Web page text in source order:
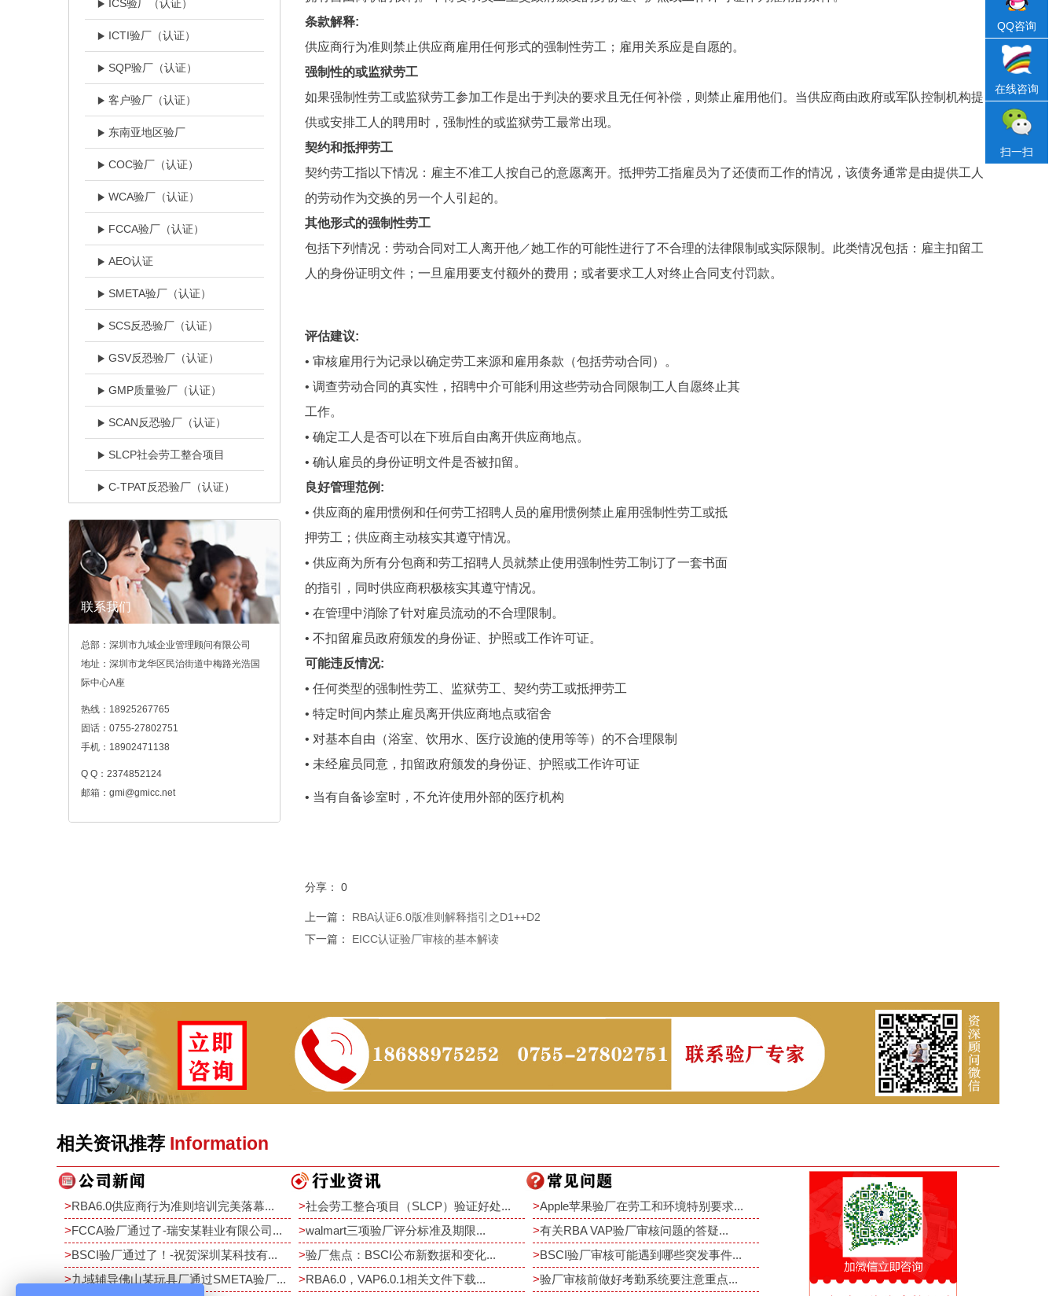
ICS验厂（认证）
ICTI验厂（认证）
SQP验厂（认证）
客户验厂（认证）
东南亚地区验厂
COC验厂（认证）
WCA验厂（认证）
FCCA验厂（认证）
AEO认证
SMETA验厂（认证）
SCS反恐验厂（认证）
GSV反恐验厂（认证）
GMP质量验厂（认证）
SCAN反恐验厂（认证）
SLCP社会劳工整合项目
C-TPAT反恐验厂（认证）
联系我们
总部：深圳市九域企业管理顾问有限公司
地址：深圳市龙华区民治街道中梅路光浩国
际中心A座
热线：18925267765
固话：0755-27802751
手机：18902471138
Q Q：2374852124
邮箱：gmi@gmicc.net
条款解释:
供应商行为准则禁止供应商雇用任何形式的强制性劳工；雇用关系应是自愿的。
强制性的或监狱劳工
如果强制性劳工或监狱劳工参加工作是出于判决的要求且无任何补偿，则禁止雇用他们。当供应商由政府或军队控制机构提
供或安排工人的聘用时，强制性的或监狱劳工最常出现。
契约和抵押劳工
契约劳工指以下情况：雇主不准工人按自己的意愿离开。抵押劳工指雇员为了还债而工作的情况，该债务通常是由提供工人
的劳动作为交换的另一个人引起的。
其他形式的强制性劳工
包括下列情况：劳动合同对工人离开他／她工作的可能性进行了不合理的法律限制或实际限制。此类情况包括：雇主扣留工
人的身份证明文件；一旦雇用要支付额外的费用；或者要求工人对终止合同支付罚款。
评估建议:
• 审核雇用行为记录以确定劳工来源和雇用条款（包括劳动合同）。
• 调查劳动合同的真实性，招聘中介可能利用这些劳动合同限制工人自愿终止其
工作。
• 确定工人是否可以在下班后自由离开供应商地点。
• 确认雇员的身份证明文件是否被扣留。
良好管理范例:
• 供应商的雇用惯例和任何劳工招聘人员的雇用惯例禁止雇用强制性劳工或抵
押劳工；供应商主动核实其遵守情况。
• 供应商为所有分包商和劳工招聘人员就禁止使用强制性劳工制订了一套书面
的指引，同时供应商积极核实其遵守情况。
• 在管理中消除了针对雇员流动的不合理限制。
• 不扣留雇员政府颁发的身份证、护照或工作许可证。
可能违反情况:
• 任何类型的强制性劳工、监狱劳工、契约劳工或抵押劳工
• 特定时间内禁止雇员离开供应商地点或宿舍
• 对基本自由（浴室、饮用水、医疗设施的使用等等）的不合理限制
• 未经雇员同意，扣留政府颁发的身份证、护照或工作许可证
• 当有自备诊室时，不允许使用外部的医疗机构
分享： 0
上一篇：
RBA认证6.0版准则解释指引之D1++D2​
下一篇：
EICC认证验厂审核的基本解读
相关资讯推荐 Information
>RBA6.0供应商行为准则培训完美落幕...
>FCCA验厂通过了-瑞安某鞋业有限公司...
>BSCI验厂通过了！-祝贺深圳某科技有...
>九域辅导佛山某玩具厂通过SMETA验厂...
>社会劳工整合项目（SLCP）验证好处...
>walmart三项验厂评分标准及期限...
>验厂焦点：BSCI公布新数据和变化...
>RBA6.0，VAP6.0.1相关文件下载...
>Apple苹果验厂在劳工和环境特别要求...
>有关RBA VAP验厂审核问题的答疑...
>BSCI验厂审核可能遇到哪些突发事件...
>验厂审核前做好考勤系统要注意重点...
QQ咨询
在线咨询
扫一扫